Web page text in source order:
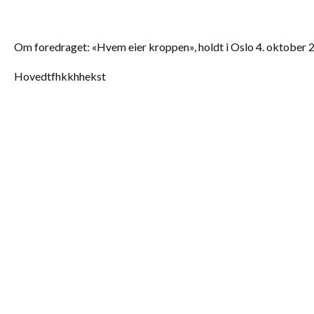
Om foredraget: «Hvem eier kroppen», holdt i Oslo 4. oktober
Hovedtfhkkhhekst